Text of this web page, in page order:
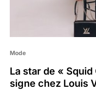
Mode
La star de «
signe chez Louis